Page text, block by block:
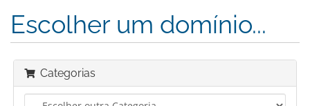
Escolher um domínio...
Categorias